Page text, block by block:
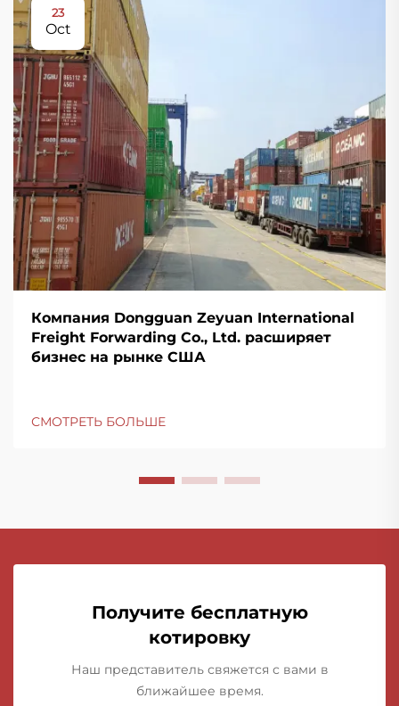
23
Oct
Компания Dongguan Zeyuan International
Freight Forwarding Co., Ltd. расширяет
бизнес на рынке США
СМОТРЕТЬ БОЛЬШЕ
Получите бесплатную
котировку
Наш представитель свяжется с вами в
ближайшее время.